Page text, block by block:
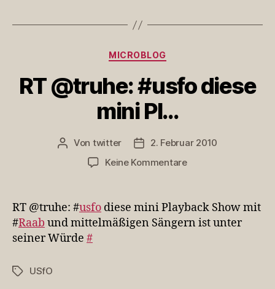
Kategorien
MICROBLOG
RT @truhe: #usfo diese
mini Pl…
Beitragsautor
Von twitter Veröffentlichungsdatum
2. Februar 2010
Keine Kommentarezu
#usfo
diese
mini
RT @truhe: #usfo diese mini Playback Show mit
#Raab und mittelmäßigen Sängern ist unter
seiner Würde #
Schlagwörter
USfO